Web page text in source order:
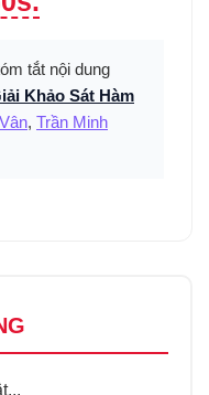
tắt nội dung
Khảo Sát Hàm
, Trần Minh